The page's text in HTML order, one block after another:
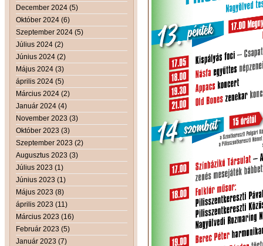
December 2024 (5)
Október 2024 (6)
Szeptember 2024 (5)
Július 2024 (2)
Június 2024 (2)
Május 2024 (3)
április 2024 (5)
Március 2024 (2)
Január 2024 (4)
November 2023 (3)
Október 2023 (3)
Szeptember 2023 (2)
Augusztus 2023 (3)
Július 2023 (1)
Június 2023 (1)
Május 2023 (8)
április 2023 (11)
Március 2023 (16)
Február 2023 (5)
Január 2023 (7)